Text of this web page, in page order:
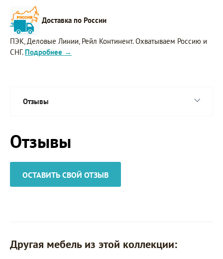
Доставка по России
ПЭК, Деловые Линии, Рейл Континент. Охватываем Россию и
СНГ. Подробнее →
Отзывы
Отзывы
ОСТАВИТЬ СВОЙ ОТЗЫВ
Другая мебель из этой коллекции: